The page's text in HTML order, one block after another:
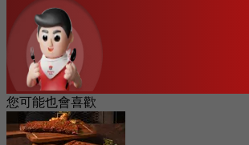
您可能也會喜歡